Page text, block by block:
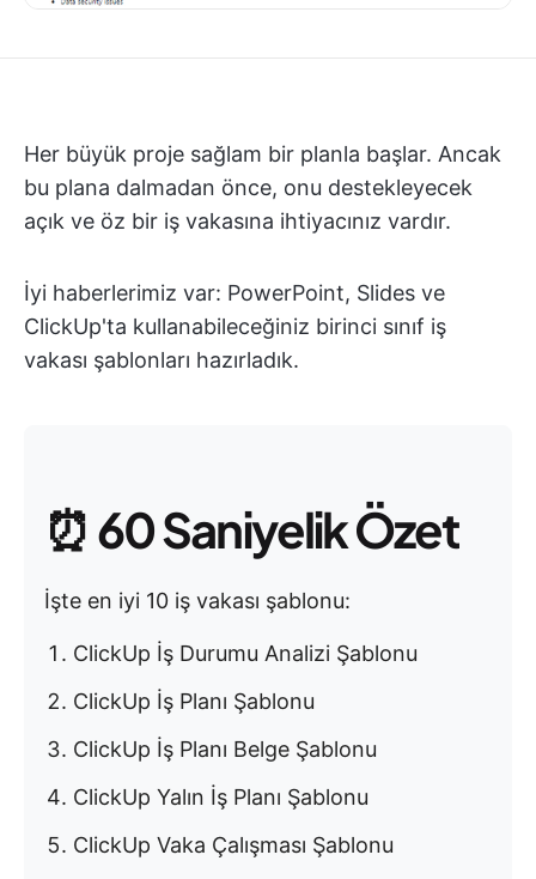
Her büyük proje sağlam bir planla başlar. Ancak
bu plana dalmadan önce, onu destekleyecek
açık ve öz bir iş vakasına ihtiyacınız vardır.
İyi haberlerimiz var: PowerPoint, Slides ve
ClickUp'ta kullanabileceğiniz birinci sınıf iş
vakası şablonları hazırladık.
⏰60 Saniyelik Özet
İşte en iyi 10 iş vakası şablonu:
ClickUp İş Durumu Analizi Şablonu
ClickUp İş Planı Şablonu
ClickUp İş Planı Belge Şablonu
ClickUp Yalın İş Planı Şablonu
ClickUp Vaka Çalışması Şablonu